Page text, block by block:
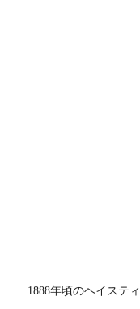
1888年頃のヘイステ